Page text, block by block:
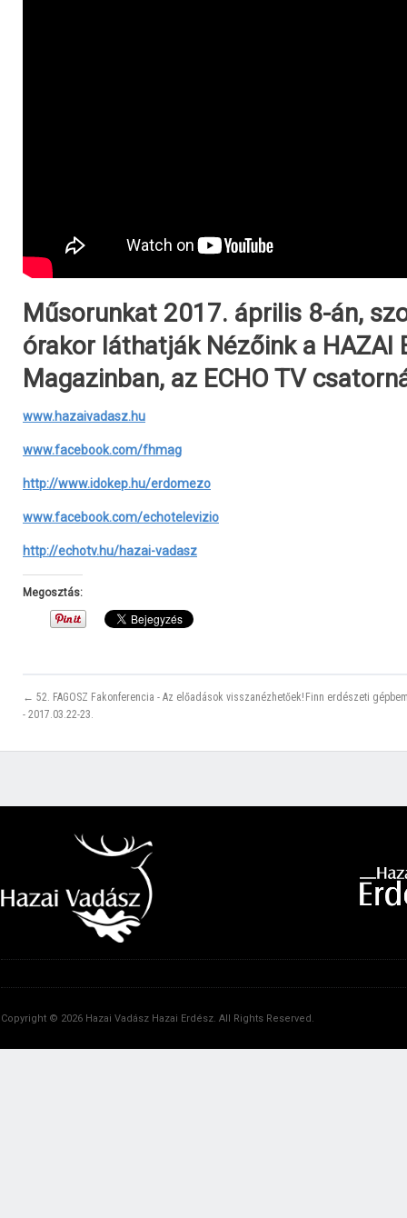
Műsorunkat 2017. április 8-án,
órakor láthatják Nézőink a HAZAI
Magazinban, az ECHO TV
www.hazaivadasz.hu
www.facebook.com/fhmag
http://www.idokep.hu/erdomezo
www.facebook.com/echotelevizio
http://echotv.hu/hazai-vadasz
Megosztás:
← 52. FAGOSZ Fakonferencia - Az előadások visszanézhetőek!
- 2017.03.22-23.
Finn erdészeti
Copyright © 2026 Hazai Vadász Hazai Erdész. All Rights Reserved.